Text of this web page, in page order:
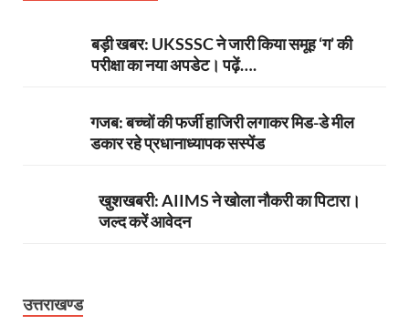
बड़ी खबर: UKSSSC ने जारी किया समूह ‘ग’ की
परीक्षा का नया अपडेट। पढ़ें….
गजब: बच्चों की फर्जी हाजिरी लगाकर मिड-डे मील
डकार रहे प्रधानाध्यापक सस्पेंड
खुशखबरी: AIIMS ने खोला नौकरी का पिटारा।
जल्द करें आवेदन
उत्तराखण्ड